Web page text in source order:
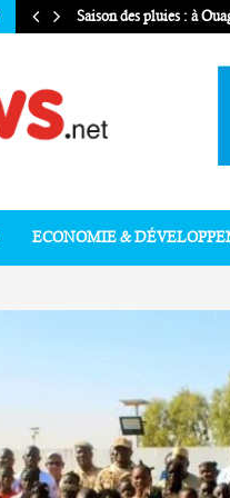
Saison des pluies : à
ECONOMIE &